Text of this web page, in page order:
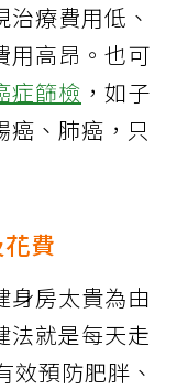
療費用低、
用高昂。也可
症篩檢 ，如子
癌、肺癌，只
費
身房太貴為由
法就是每天走
效預防肥胖、